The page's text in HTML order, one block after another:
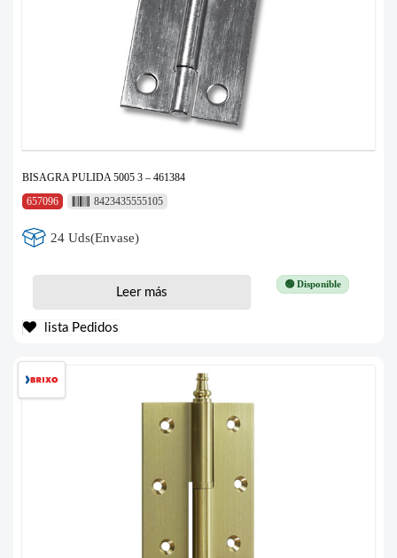
BISAGRA PULIDA 5005 3 – 461384
657096
8423435555105
24 Uds(Envase)
🟢 Disponible
Leer más
lista Pedidos